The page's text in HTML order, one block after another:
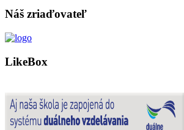
Náš zriaďovateľ
LikeBox